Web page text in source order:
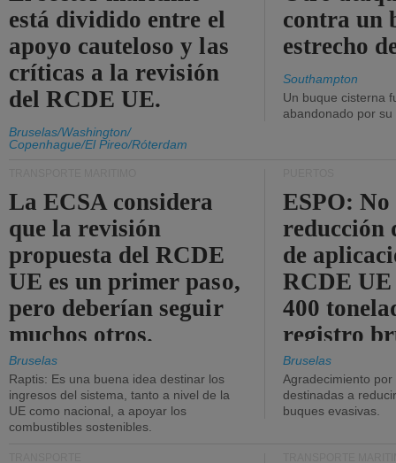
está dividido entre el
apoyo cauteloso y las
críticas a la revisión
del RCDE UE.
Bruselas/Washington/
Copenhague/El Pireo/Róterdam
contra un
estrecho
Southampton
Un buque cisterna
abandonado por su
La ECSA considera
que la revisión
propuesta del RCDE
UE es un primer paso,
pero deberían seguir
muchos otros.
Bruselas
Raptis: Es una buena idea destinar los
ingresos del sistema, tanto a nivel de la
UE como nacional, a apoyar los
combustibles sostenibles.
ESPO: No
reducción
de
RCDE UE
400
registro
Bruselas
Agradecimiento
destinadas a
buques evasivas.